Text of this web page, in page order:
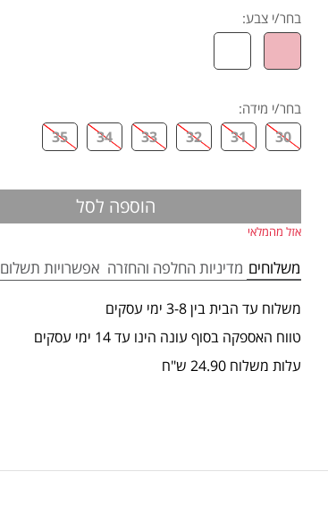
בחר/י צבע:
בחר/י מידה:
30
31
32
33
34
35
הוספה לסל
אזל מהמלאי
משלוחים מדיניות החלפה והחזרה אפשרויות תשלום
משלוח עד הבית בין 3-8 ימי עסקים
טווח האספקה בסוף עונה הינו עד 14 ימי עסקים
עלות משלוח 24.90 ש"ח